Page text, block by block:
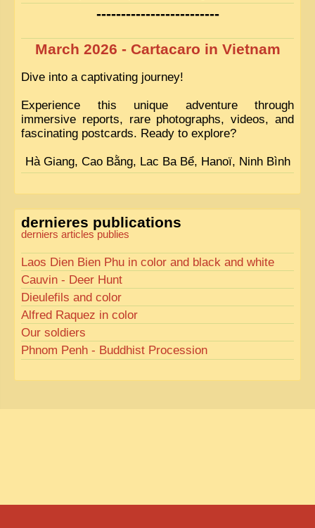
-------------------------
March 2026 - Cartacaro in Vietnam
Dive into a captivating journey!
Experience this unique adventure through
immersive reports, rare photographs, videos, and
fascinating postcards. Ready to explore?
Hà Giang, Cao Bằng, Lac Ba Bể, Hanoï, Ninh Bình
dernieres publications
derniers articles publies
Laos Dien Bien Phu in color and black and white
Cauvin - Deer Hunt
Dieulefils and color
Alfred Raquez in color
Our soldiers
Phnom Penh - Buddhist Procession